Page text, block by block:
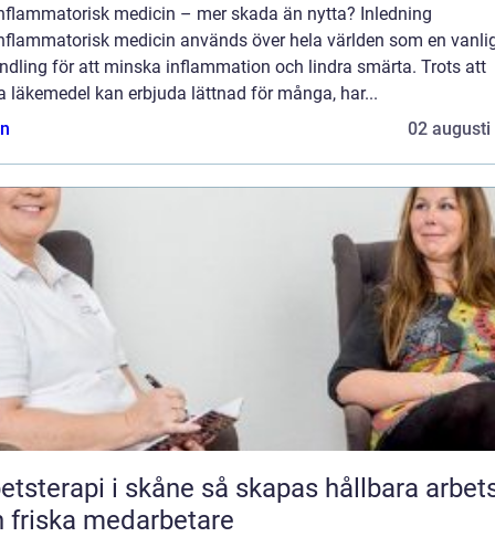
medicin – mer skada än nytta? Inledning
medicin används över hela världen som en
för att minska inflammation och lindra smärta. Trots att
läkemedel kan erbjuda lättnad för många, har...
02 augusti
i skåne så skapas hållbara arbetsliv
friska medarbetare